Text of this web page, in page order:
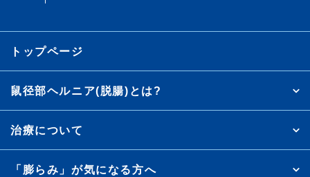
トップページ
鼠径部ヘルニア(脱腸)とは?
治療について
「膨らみ」が気になる方へ